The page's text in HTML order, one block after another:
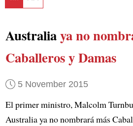
Australiaya no
Caballeros y Damas
5 November 2015
El primer ministro, Malcolm
Australia ya no nombrará más